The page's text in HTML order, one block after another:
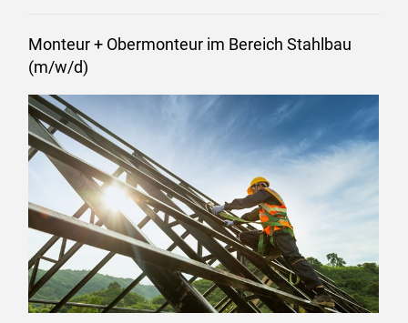
Monteur + Obermonteur im Bereich Stahlbau
(m/w/d)